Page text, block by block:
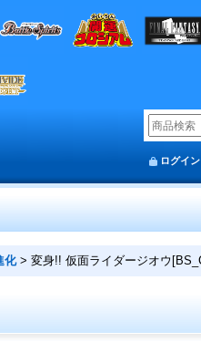
ログイン
化 > 変身!! 仮面ライダージオウ